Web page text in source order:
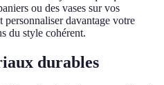
ou des vases sur vos
personnaliser davantage votre
du style cohérent.
durables